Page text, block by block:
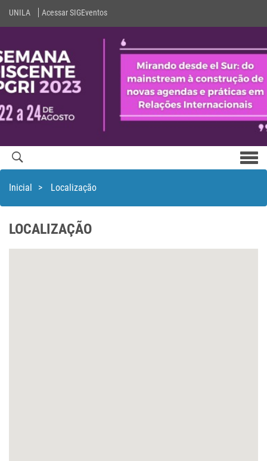
UNILA Acessar SIGEventos
Inicial > Localização
LOCALIZAÇÃO